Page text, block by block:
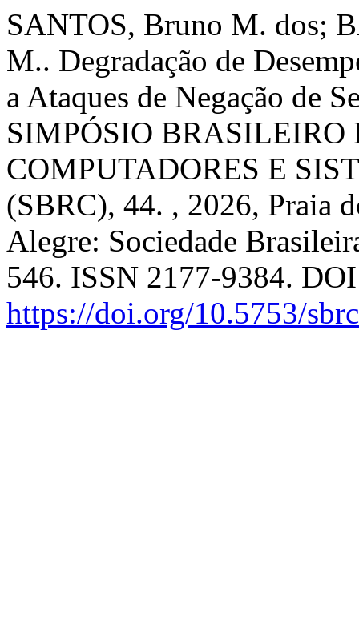
SANTOS, Bruno M. dos;
M.. Degradação de
a Ataques de Negação de
SIMPÓSIO BRASILEIRO
COMPUTADORES E
(SBRC), 44. , 2026, Praia
Alegre: Sociedade
546. ISSN 2177-9384.
https://doi.org/10.5753/